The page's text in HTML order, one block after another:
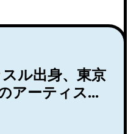
ル出身、東京
アーティス